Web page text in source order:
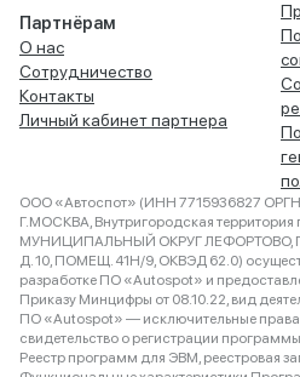
Партнёрам
О нас
Сотрудничество
Контакты
Личный кабинет партнера
ООО «Автоспот» (ИНН 7715936827 ОРГН
Г.МОСКВА, Внутригородская территория
МУНИЦИПАЛЬНЫЙ ОКРУГ ЛЕФОРТОВО,
Д. 10, ПОМЕЩ. 41Н/9, ОКВЭД 62.0)
разработке ПО «Autospot» и
Приказу Минцифры от 08.10.22, вид
ПО «Autospot» — исключительные
свидетельство о регистрации
Реестр программ для ЭВМ, реестровая